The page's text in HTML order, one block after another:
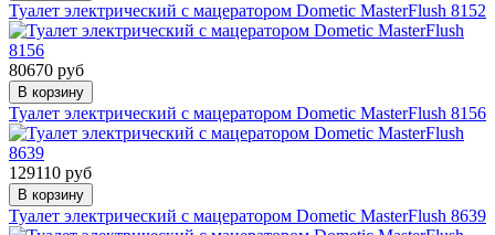
Туалет электрический с мацератором Dometic MasterFlush 8152
80670 руб
В корзину
Туалет электрический с мацератором Dometic MasterFlush 8156
129110 руб
В корзину
Туалет электрический с мацератором Dometic MasterFlush 8639